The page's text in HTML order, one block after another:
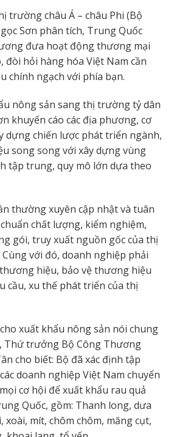
trường châu Á – châu Phi (Bộ
Sơn phân tích, Trung Quốc
đưa hoạt động thương mại
đòi hỏi hàng hóa Việt Nam cần
chính ngạch với phía bạn.
nông sản sang thị trường tỷ dân
khuyến cáo các địa phương, cơ
dựng chiến lược phát triển ngành,
song song với xây dựng vùng
tập trung, quy mô lớn dựa theo
thường xuyên cập nhật và tuân
chất lượng, kiểm nghiệm,
gói, truy xuất nguồn gốc của thị
với đó, doanh nghiệp phải
hiệu, bảo vệ thương hiệu
cầu, xu thế phát triển của thị
xuất khẩu nông sản nói chung
Thứ trưởng Bộ Công Thương
cho biết: Bộ đã xác định tập
doanh nghiệp Việt Nam chuyển
cơ hội để xuất khẩu rau quả
Quốc, gồm: Thanh long, dưa
xoài, mít, chôm chôm, măng cụt,